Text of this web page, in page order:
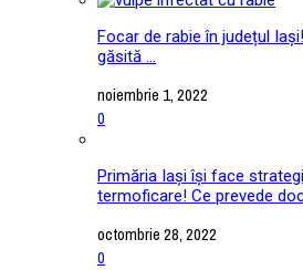
Focar de rabie în județul
găsită ...
noiembrie 1, 2022
0
Primăria Iași își face
termoficare! Ce prevede
octombrie 28, 2022
0